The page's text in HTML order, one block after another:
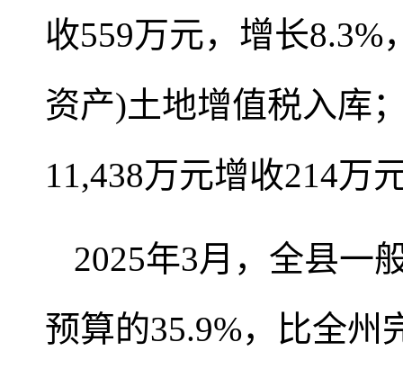
收559万元，增长
资产)土地增值税入库
11,438万元增收214万
2025年3月，全县一
预算的35.9%，比全州